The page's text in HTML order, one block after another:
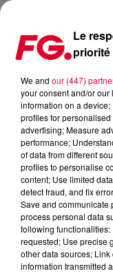
CLUB FG LIVE
Publié : 8 janvier
Le
priorité
We and our (447)
your consent and/or
information on a
profiles for
advertising; Measure
performance;
of data from different
profiles to personalise
content; Use limited
detect fraud, and fix
Save and communicate
process personal data
following
requested; Use precise
other data sources;
information transmitted